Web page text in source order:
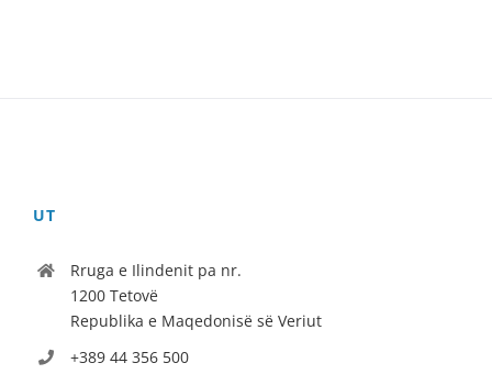
UT
Rruga e Ilindenit pa nr.
1200 Tetovë
Republika e Maqedonisë së Veriut
+389 44 356 500